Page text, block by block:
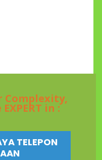
Complexity,
in :
TELEPON